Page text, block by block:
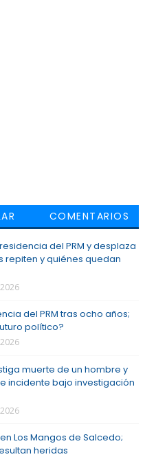
COMENTARIOS
del PRM y desplaza
repiten y quiénes quedan
del PRM tras ocho años;
político?
muerte de un hombre y
incidente bajo investigación
Los Mangos de Salcedo;
heridas